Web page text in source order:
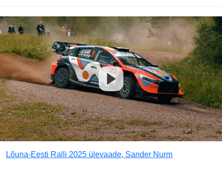
Lõuna-Eesti Ralli 2025 ülevaade, Sander Nurm